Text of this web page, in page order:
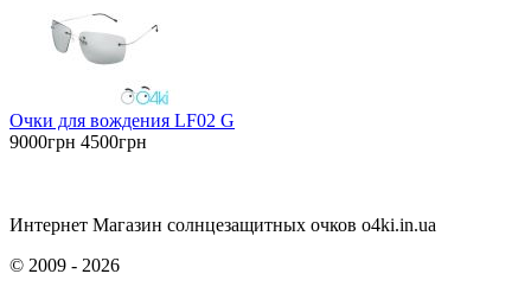
Очки для вождения LF02 G
9000грн 4500грн
Интернет Магазин солнцезащитных очков o4ki.in.ua
© 2009 - 2026